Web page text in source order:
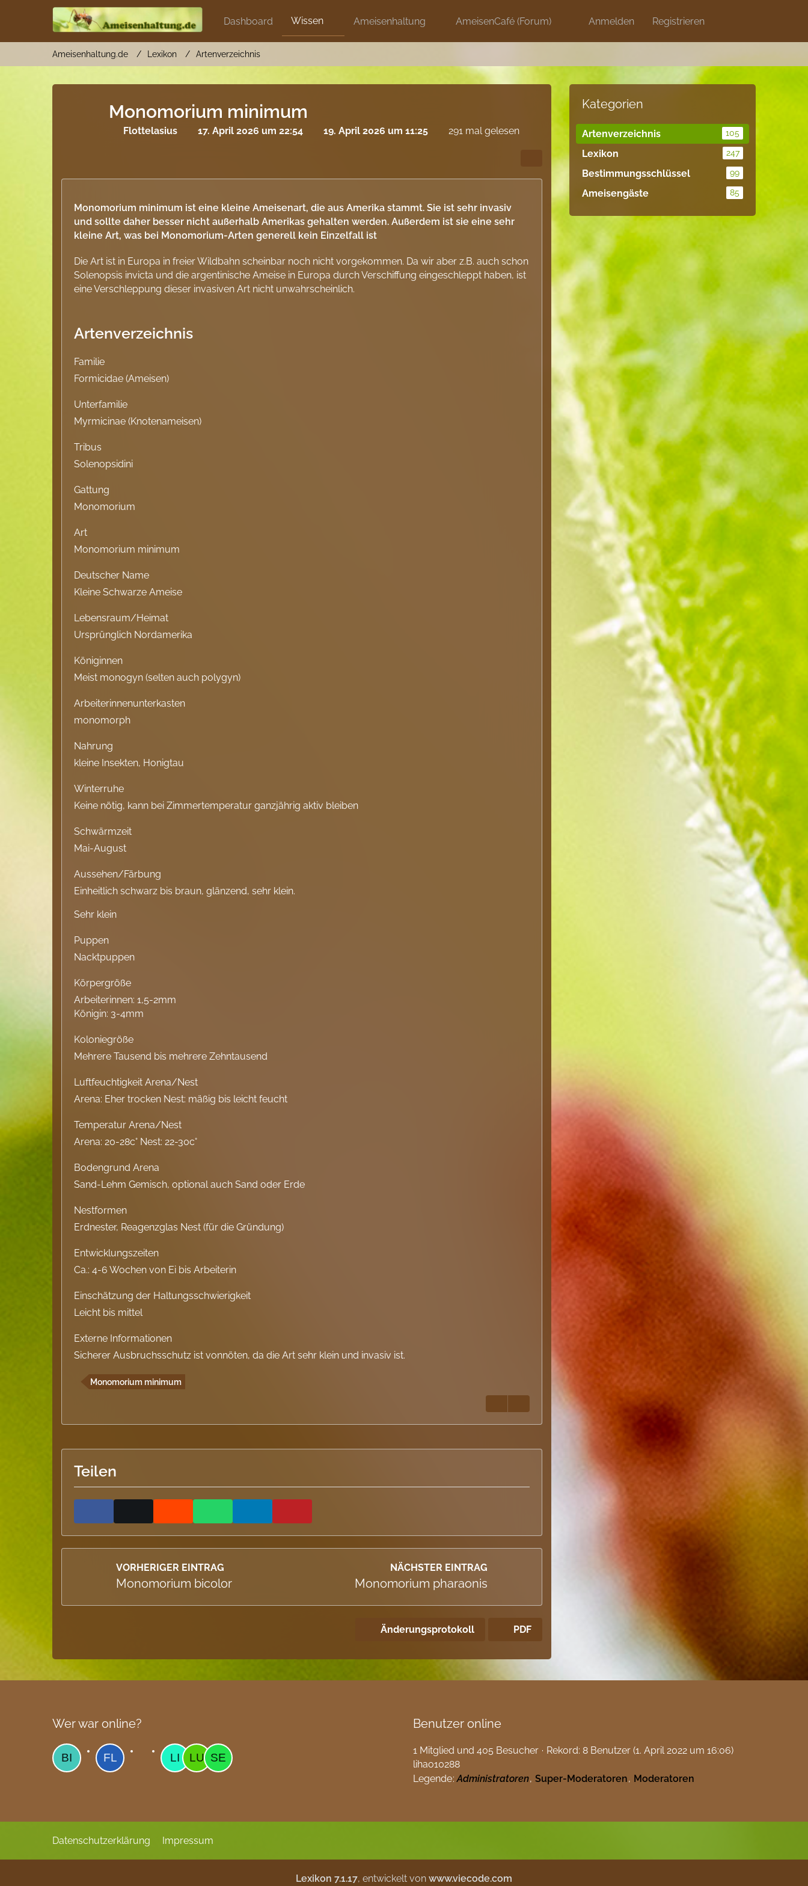
Anmelden Registrieren
Dashboard Wissen Ameisenhaltung AmeisenCafé (Forum) Discord Artikel Blog
Ameisenhaltung.de Lexikon Artenverzeichnis
Monomorium minimum
Flottelasius 17. April 2026 um 22:54 19. April 2026 um 11:25 291 mal gelesen
Monomorium minimum ist eine kleine Ameisenart, die aus Amerika stammt. Sie ist sehr invasiv
und sollte daher besser nicht außerhalb Amerikas gehalten werden. Außerdem ist sie eine sehr
kleine Art, was bei Monomorium-Arten generell kein Einzelfall ist
Die Art ist in Europa in freier Wildbahn scheinbar noch nicht vorgekommen. Da wir aber z.B. auch schon
Solenopsis invicta und die argentinische Ameise in Europa durch Verschiffung eingeschleppt haben, ist
eine Verschleppung dieser invasiven Art nicht unwahrscheinlich.
Artenverzeichnis
Familie
Formicidae (Ameisen)
Unterfamilie
Myrmicinae (Knotenameisen)
Tribus
Solenopsidini
Gattung
Monomorium
Art
Monomorium minimum
Deutscher Name
Kleine Schwarze Ameise
Lebensraum/Heimat
Ursprünglich Nordamerika
Königinnen
Meist monogyn (selten auch polygyn)
Arbeiterinnenunterkasten
monomorph
Nahrung
kleine Insekten, Honigtau
Winterruhe
Keine nötig, kann bei Zimmertemperatur ganzjährig aktiv bleiben
Schwärmzeit
Mai-August
Aussehen/Färbung
Einheitlich schwarz bis braun, glänzend, sehr klein.
Sehr klein
Puppen
Nacktpuppen
Körpergröße
Arbeiterinnen: 1,5-2mm
Königin: 3-4mm
Koloniegröße
Mehrere Tausend bis mehrere Zehntausend
Luftfeuchtigkeit Arena/Nest
Arena: Eher trocken Nest: mäßig bis leicht feucht
Temperatur Arena/Nest
Arena: 20-28c° Nest: 22-30c°
Bodengrund Arena
Sand-Lehm Gemisch, optional auch Sand oder Erde
Nestformen
Erdnester, Reagenzglas Nest (für die Gründung)
Entwicklungszeiten
Ca.: 4-6 Wochen von Ei bis Arbeiterin
Einschätzung der Haltungsschwierigkeit
Leicht bis mittel
Externe Informationen
Sicherer Ausbruchsschutz ist vonnöten, da die Art sehr klein und invasiv ist.
Monomorium minimum
Teilen
VORHERIGER EINTRAG
Monomorium bicolor
NÄCHSTER EINTRAG
Monomorium pharaonis
Änderungsprotokoll PDF
Kategorien
Artenverzeichnis 105
Lexikon 247
Bestimmungsschlüssel 99
Ameisengäste 85
Wer war online? Benutzer online
1 Mitglied und 405 Besucher Rekord: 8 Benutzer (1. April 2022 um 16:06)
lihao10288
Legende Administratoren Super-Moderatoren Moderatoren
Datenschutzerklärung Impressum
Lexikon 7.1.17, entwickelt von www.viecode.com